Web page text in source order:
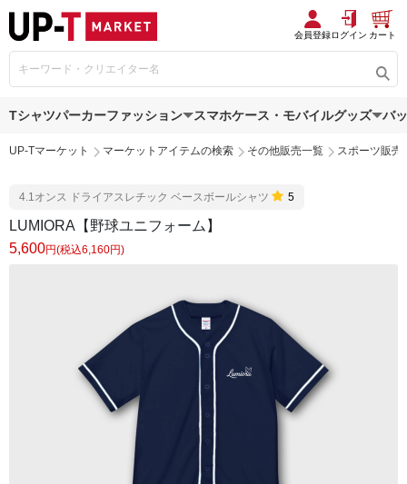
会員登録ログイン カート
Tシャツパーカーファッション スマホケース・モバイルグッズ バ
UP-Tマーケット マーケットアイテムの検索 その他販売一覧 スポーツ販売
4.1オンス ドライアスレチック ベースボールシャツ 5
LUMIORA【野球ユニフォーム】
5,600円(税込6,160円)